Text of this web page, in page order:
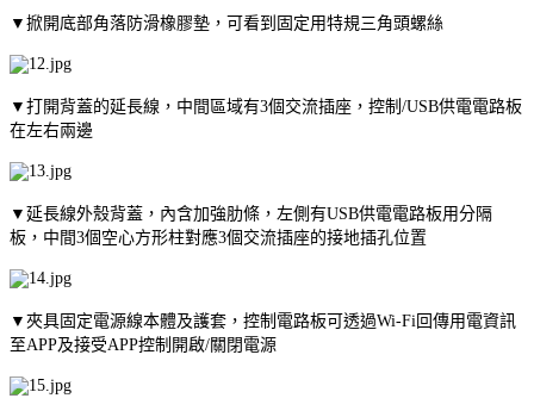
▼掀開底部角落防滑橡膠墊，可看到固定用特規三角頭螺絲
▼打開背蓋的延長線，中間區域有3個交流插座，控制/USB供電電路板
在左右兩邊
▼延長線外殼背蓋，內含加強肋條，左側有USB供電電路板用分隔
板，中間3個空心方形柱對應3個交流插座的接地插孔位置
▼夾具固定電源線本體及護套，控制電路板可透過Wi-Fi回傳用電資訊
至APP及接受APP控制開啟/關閉電源